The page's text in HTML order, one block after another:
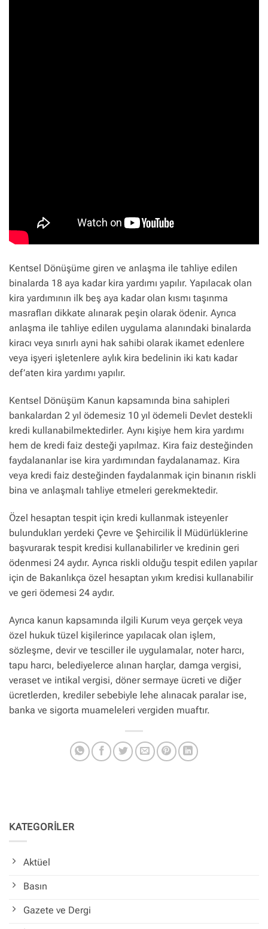
KATEGORİLER
Aktüel
Basın
Gazete ve Dergi
Kentsel Dönüşüme giren ve anlaşma ile tahliye edilen
binalarda 18 aya kadar kira yardımı yapılır. Yapılacak olan
kira yardımının ilk beş aya kadar olan kısmı taşınma
masrafları dikkate alınarak peşin olarak ödenir. Ayrıca
anlaşma ile tahliye edilen uygulama alanındaki binalarda
kiracı veya sınırlı ayni hak sahibi olarak ikamet edenlere
veya işyeri işletenlere aylık kira bedelinin iki katı kadar
def’aten kira yardımı yapılır.
Kentsel Dönüşüm Kanun kapsamında bina sahipleri
bankalardan 2 yıl ödemesiz 10 yıl ödemeli Devlet destekli
kredi kullanabilmektedirler. Aynı kişiye hem kira yardımı
hem de kredi faiz desteği yapılmaz. Kira faiz desteğinden
faydalananlar ise kira yardımından faydalanamaz. Kira
veya kredi faiz desteğinden faydalanmak için binanın riskli
bina ve anlaşmalı tahliye etmeleri gerekmektedir.
Özel hesaptan tespit için kredi kullanmak isteyenler
bulundukları yerdeki Çevre ve Şehircilik İl Müdürlüklerine
başvurarak tespit kredisi kullanabilirler ve kredinin geri
ödenmesi 24 aydır. Ayrıca riskli olduğu tespit edilen yapılar
için de Bakanlıkça özel hesaptan yıkım kredisi kullanabilir
ve geri ödemesi 24 aydır.
Ayrıca kanun kapsamında ilgili Kurum veya gerçek veya
özel hukuk tüzel kişilerince yapılacak olan işlem,
sözleşme, devir ve tesciller ile uygulamalar, noter harcı,
tapu harcı, belediyelerce alınan harçlar, damga vergisi,
veraset ve intikal vergisi, döner sermaye ücreti ve diğer
ücretlerden, krediler sebebiyle lehe alınacak paralar ise,
banka ve sigorta muameleleri vergiden muaftır.